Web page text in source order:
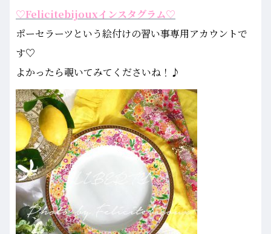
♡Felicitebijouxインスタグラム♡
ポーセラーツという絵付けの習い事専用アカウントで
す♡
よかったら覗いてみてくださいね！♪